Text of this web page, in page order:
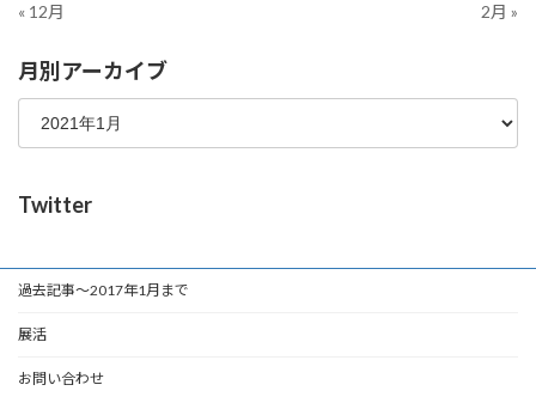
« 12月
2月 »
月別アーカイブ
Twitter
過去記事～2017年1月まで
展活
お問い合わせ